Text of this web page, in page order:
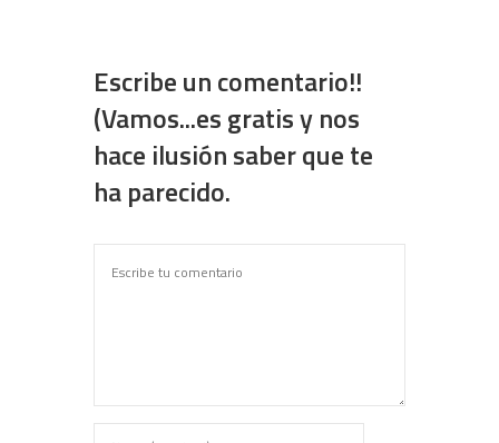
Escribe un comentario!!
(Vamos...es gratis y nos
hace ilusión saber que te
ha parecido.